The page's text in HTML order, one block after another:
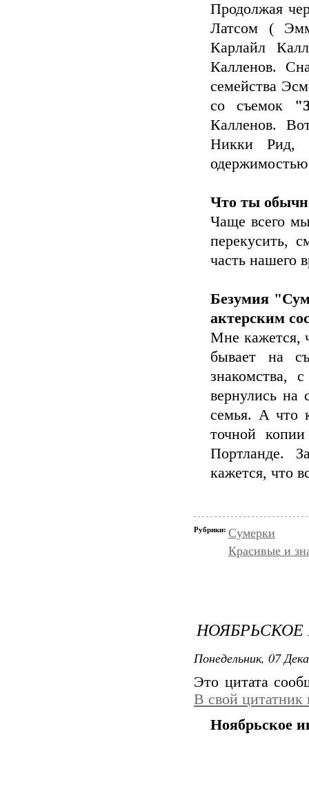
Продолжая
Латсом (
Карлайл
Калленов.
семейства
со съемок
Калленов.
Никки Рид,
Что ты
Чаще всего
перекусить,
часть нашего
Безумия
актерским
Мне кажется,
бывает на
знакомства,
вернулись на
семья. А что
точной
Портланде.
кажется, что
Рубрики: Сумерки
Красивые и
Понедельник, 07
Это цитата
В свой цитатник
Ноябрьское